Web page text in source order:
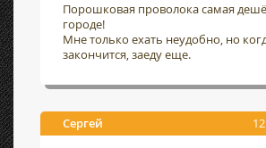
Порошковая проволока самая
городе!
Мне только ехать неудобно, но
закончится, заеду еще.
Сергей